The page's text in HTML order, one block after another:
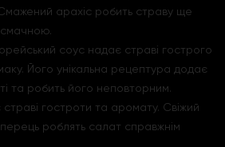
арахіс робить страву ще
смачною.
соус надає страві гострого
Його унікальна рецептура додає
та робить його неповторним.
страві гостроти та аромату. Свіжий
роблять салат справжнім